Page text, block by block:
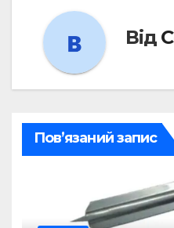
Від
Пов’язаний запис